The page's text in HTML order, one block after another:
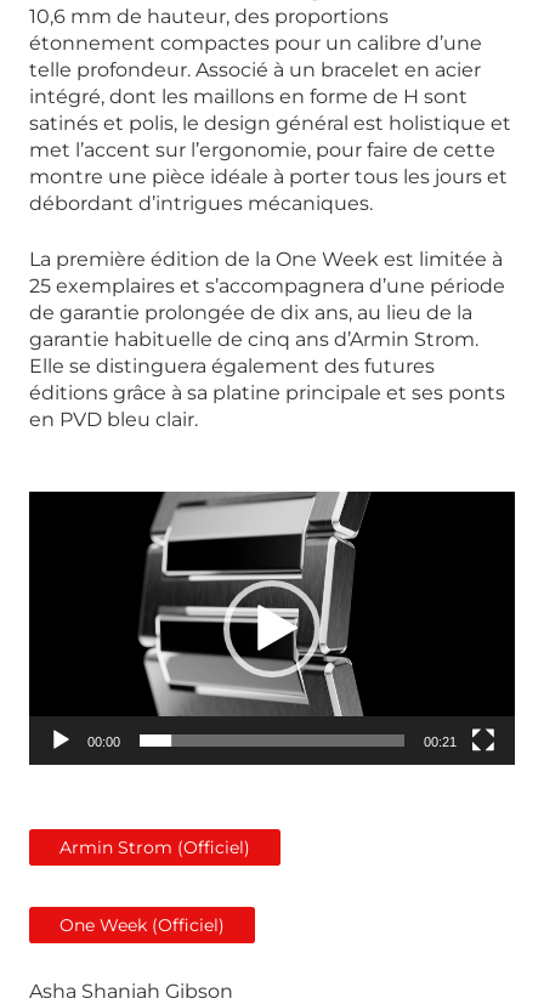
10,6 mm de hauteur, des proportions
étonnement compactes pour un calibre d’une
telle profondeur. Associé à un bracelet en acier
intégré, dont les maillons en forme de H sont
satinés et polis, le design général est holistique et
met l’accent sur l’ergonomie, pour faire de cette
montre une pièce idéale à porter tous les jours et
débordant d’intrigues mécaniques.
La première édition de la One Week est limitée à
25 exemplaires et s’accompagnera d’une période
de garantie prolongée de dix ans, au lieu de la
garantie habituelle de cinq ans d’Armin Strom.
Elle se distinguera également des futures
éditions grâce à sa platine principale et ses ponts
en PVD bleu clair.
00:00 00:21
Armin Strom (Officiel)
One Week (Officiel)
Asha Shaniah Gibson